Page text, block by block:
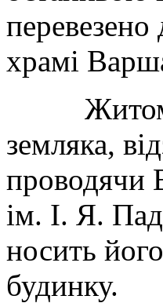
храмі
земляка,
проводячи
ім. І. Я.
носить
будинку.